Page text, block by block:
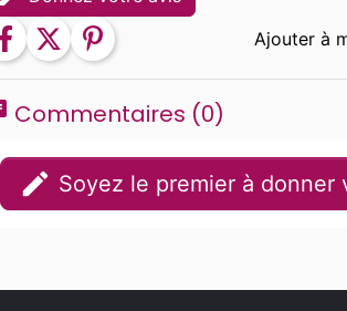
twitter pinterest
Commentaires (0)
edit Soyez le premier à donner